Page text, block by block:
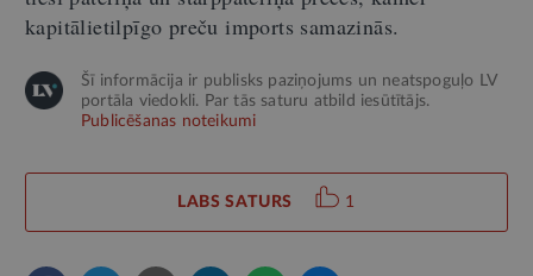
kapitālietilpīgo preču imports samazinās.
Šī informācija ir publisks paziņojums un neatspoguļo LV
portāla viedokli. Par tās saturu atbild iesūtītājs.
Publicēšanas noteikumi
LABS SATURS 1